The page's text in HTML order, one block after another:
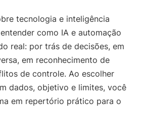
tecnologia e inteligência
como IA e automação
real: por trás de decisões, em
em reconhecimento de
de controle. Ao escolher
dados, objetivo e limites, você
em repertório prático para o